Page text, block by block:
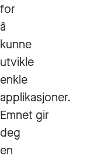
for
å
kunne
utvikle
enkle
applikasjoner.
Emnet gir
deg
en